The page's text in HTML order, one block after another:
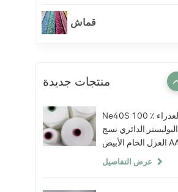
قماش
منتجات جديدة
Ne40S 100 ٪ العذراء
البوليستر الدائري نسج
الغزل الخام الأبيض AA
الصف الحياكة النسيج
عرض التفاصيل